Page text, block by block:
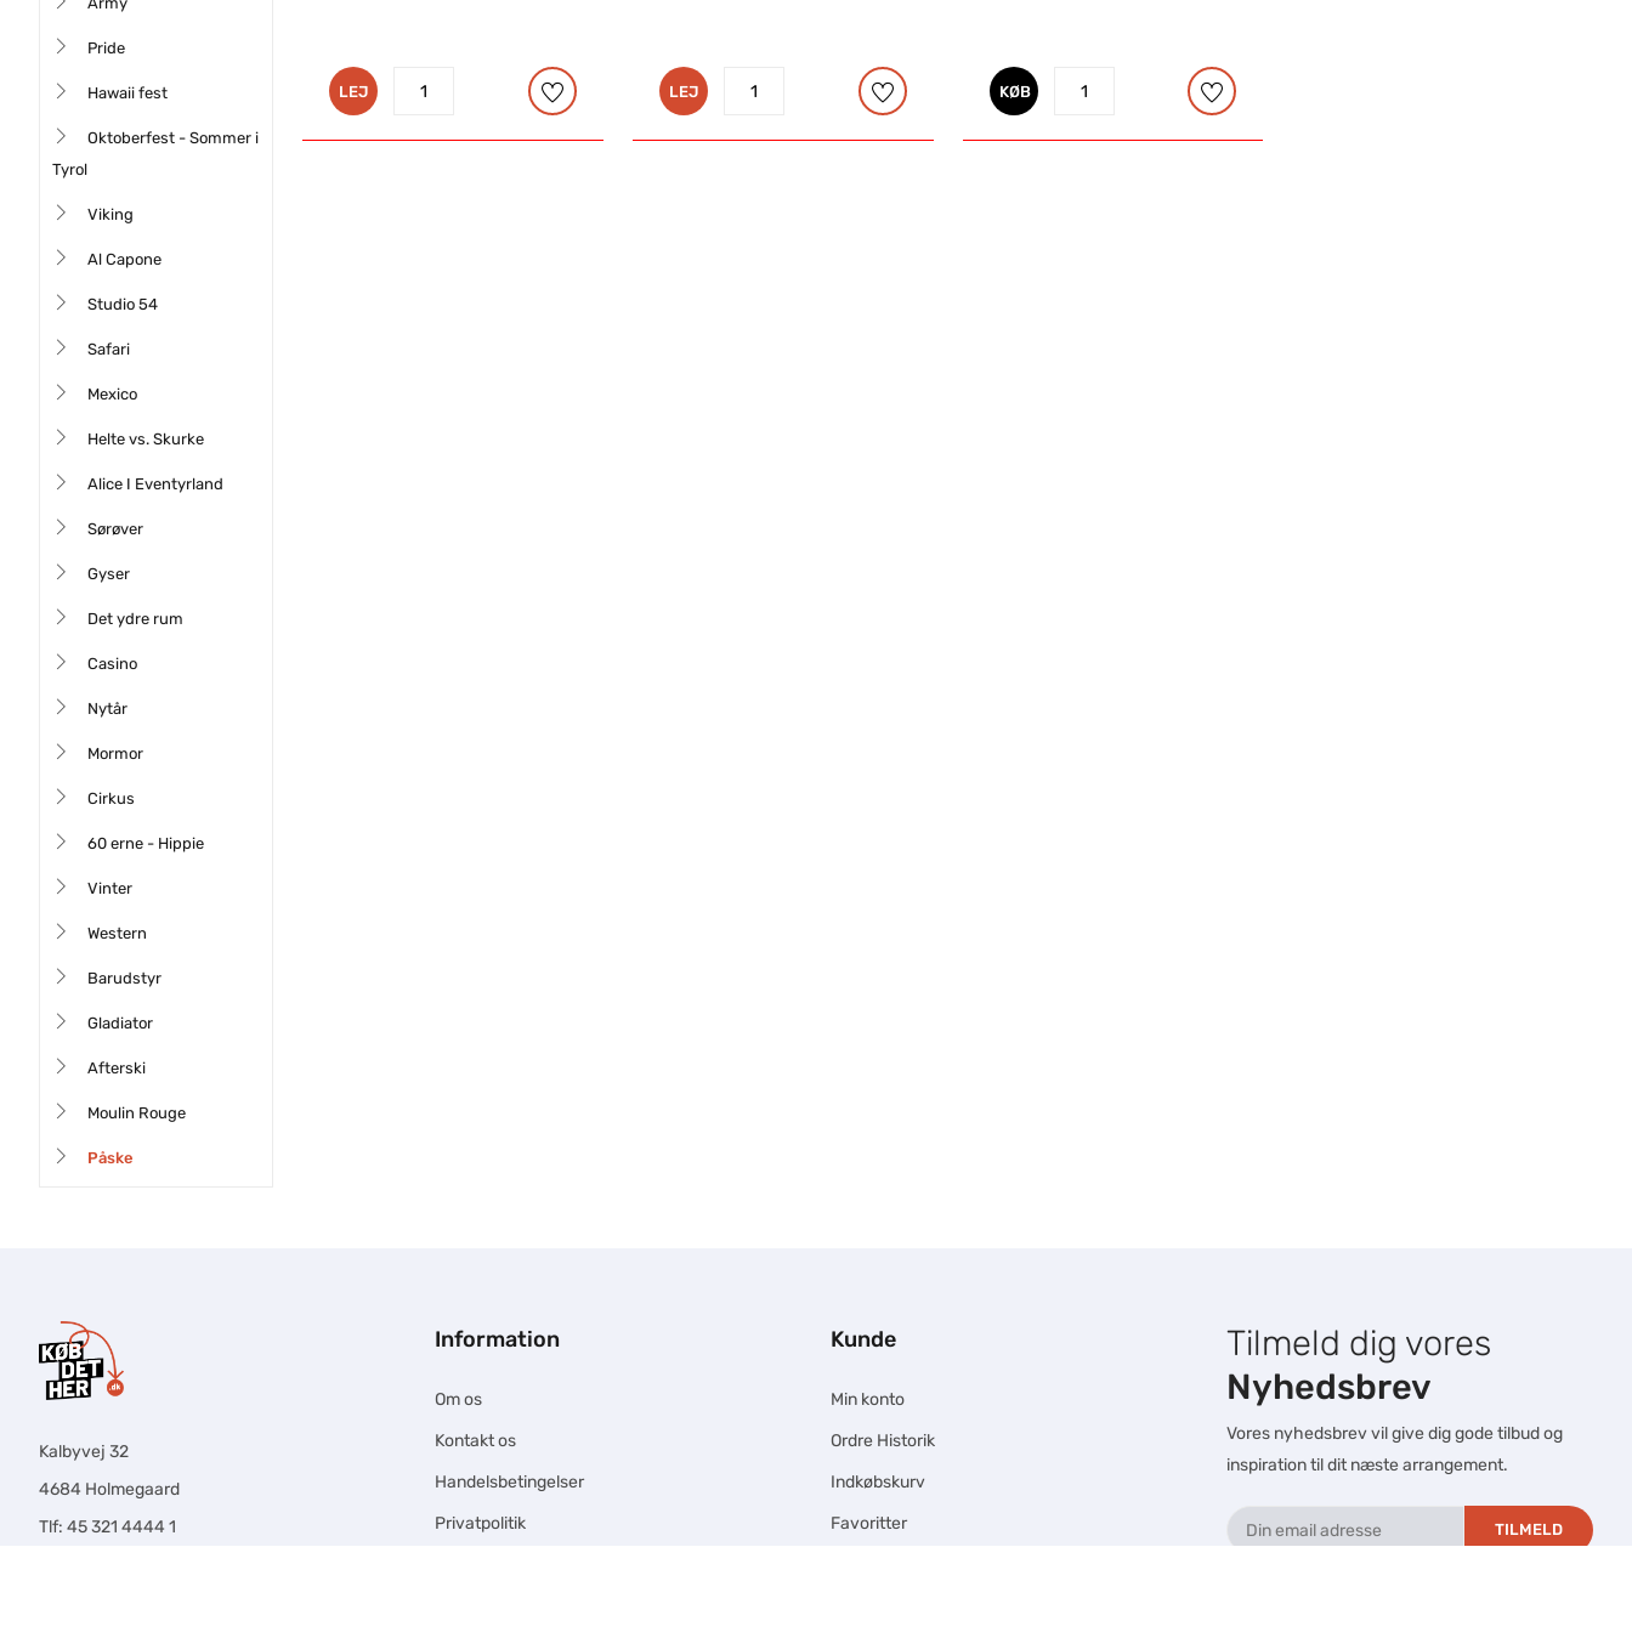
Pride
Hawaii fest
Oktoberfest - ‎Sommer i
Tyrol
Viking
Al Capone
Studio 54
Safari
Mexico
Helte vs. Skurke
Alice I Eventyrland
Sørøver
Gyser
Det ydre rum
Casino
Nytår
Mormor
Cirkus
60 erne - Hippie
Vinter
Western
Barudstyr
Gladiator
Afterski
Moulin Rouge
Påske
LEJ LEJ KØB
Kalbyvej 32
4684 Holmegaard
Tlf: 45 321 4444 1
Information
Om os
Kontakt os
Handelsbetingelser
Privatpolitik
Kunde
Min konto
Ordre Historik
Indkøbskurv
Favoritter
Tilmeld dig vores
Nyhedsbrev
Vores nyhedsbrev vil give dig gode tilbud og
inspiration til dit næste arrangement.
TILMELD